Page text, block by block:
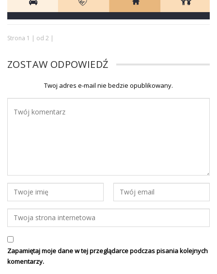
Strona 1 | od 2 |
ZOSTAW ODPOWIEDŹ
Twoj adres e-mail nie bedzie opublikowany.
Zapamiętaj moje dane w tej przeglądarce podczas pisania kolejnych
komentarzy.